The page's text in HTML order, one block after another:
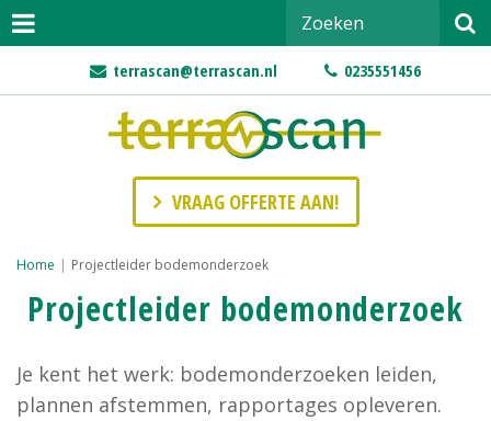
terrascan@terrascan.nl 0235551456
VRAAG OFFERTE AAN!
Home | Projectleider bodemonderzoek
Projectleider bodemonderzoek
Je kent het werk: bodemonderzoeken leiden,
plannen afstemmen, rapportages opleveren.